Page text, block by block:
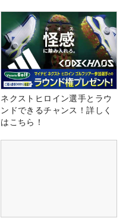
ネクストヒロイン選手とラウ
ンドできるチャンス！詳しく
はこちら！